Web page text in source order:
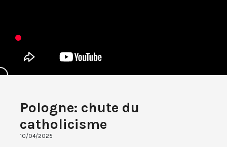
Pologne: chute du
catholicisme
10/04/2025